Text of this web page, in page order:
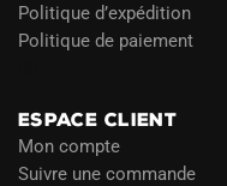
Politique d’expédition
Politique de paiement
ESPACE CLIENT
Mon compte
Suivre une commande